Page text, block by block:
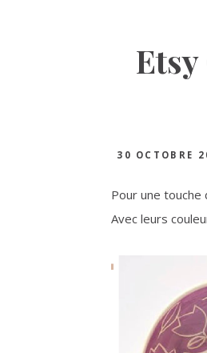
30 OCTOBRE
Pour une touche
Avec leurs